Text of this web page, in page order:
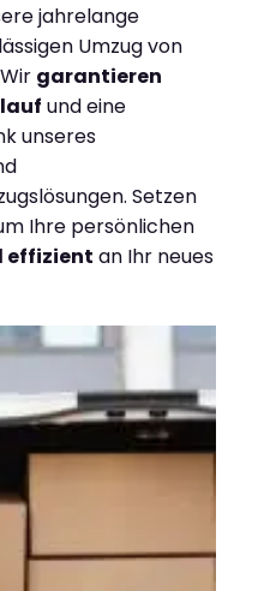
jahrelange
Umzug von
garantieren
und eine
unseres
Setzen
Ihre persönlichen
effizient an Ihr neues